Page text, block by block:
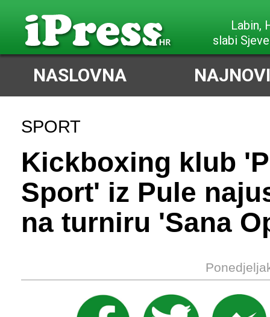
Labin,
slabi
NASLOVNA
SPORT
Kickboxing klub
Sport' iz Pule
na turniru 'Sana